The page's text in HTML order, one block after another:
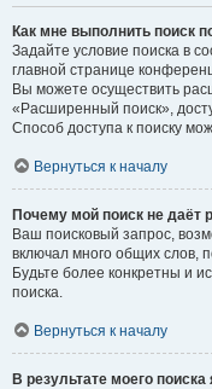
Как мне выполнить поиск
Задайте условие поиска в
главной странице
Вы можете осуществить
«Расширенный поиск»,
Способ доступа к поиску
Вернуться к началу
Почему мой поиск не даёт
Ваш поисковый запрос,
включал много общих слов,
Будьте более конкретны и
поиска.
Вернуться к началу
В результате моего